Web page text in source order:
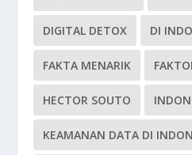
DIGITAL DETOX DI
FAKTA MENARIK
HECTOR SOUTO
KEAMANAN DATA DI